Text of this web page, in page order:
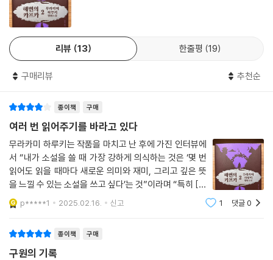
는 소년 카프카는 하루키 자신이자 소설을 읽는 독자들이기도 하다. 크고
작은 하나의 경계를 넘어본 이라면 누구나 현실과 맞닿은 꿈속에서 지독한
성장통을 겪는 소년의 여정에 완전히 빠져들 것이다.
꿈과 상상력의 가운데에서 시작되는 책임
티브 스페이스의 화가다.” ―존 업다이크 (소설가)
소설에는 시코쿠를 경유하는 두 인물이 등장한다. 아버지의 저주를 피해
가출한 열다섯 살 소년 다무라 카프카와 어릴 적 사고로 지능 장애를 갖게
되었으나 고양이와 대화할 수 있는 육십대 노인 나카타 사토루가 그 주인
공이다. 표면상 아무런 접점이 없어 보이는 둘은 본능적인 이끌림에 따라
각각 도쿄에서 다카마쓰로 이동한다. 카프카와 나카타는 미로처럼 복잡한
숲, 바다를 건너는 거대한 다리로 이어진 연결 통로를 거쳐 사에키에게 당
는 인물이자 이 묘한 여행의 종착지다. 비슷한 경로를 거쳤지만 실제로는
한 번도 만난 적 없는 그들은 물리적 거리를 초월해 꿈을 통해 연결된다.
“자크 라캉은 삶을 지배하는 것은 우리의 믿음과 달리, 의식이 아니라 무의
식이라고 말한다. 무의식이 삶을 지배한다. 그 위력은 카산드라의 예언만
큼 정확하고 운명적이다. 이것이 무라카미 하루키의 작품을 풀어내는 하나
의 실마리다. … 무의식은 다무라와 나카타를 비롯해 양성성의 오시마, 비
의 해변이었다. 만일 인간이 무의식의 폭력을 피할 수 없다면 우리는 삶에
대한 책임감을 어디에서 구해야 하는가. 이것이 작가 무라카미 하루키의
궁극적인 탐색이다.”
- 권택영 (문학평론가, 경희대 영어영문학과 교수)
“『해변의 카프카』는 마치 퍼즐을 맞추는 것과 같은 설렘을 독자에게 선사
한다. 그의 전작들에 등장한 작은 조각들을 복사, 확대, 재해석하여 새로 엮
션에 대한 그만의 독특한 표현은 더욱 섬세해졌고, 일본의 고전과 그리스
신화에 이르기까지 여러 가지 소스를 풍부하게 다루고 있다. 하루키가 이
리뷰 13 한줄평 19
구매리뷰 추천순
종이책 구매
여러 번 읽어주기를 바라고 있다
무라카미 하루키는 작품을 마치고 난 후에 가진 인터뷰에
서 “내가 소설을 쓸 때 가장 강하게 의식하는 것은 ‘몇 번
읽어도 읽을 때마다 새로운 의미와 재미, 그리고 깊은 뜻
을 느낄 수 있는 소설을 쓰고 싶다’는 것”이라며 “특히 [해
변의 카프카]는 여러 번 읽어주기를 바라고 있다”고 말했
다.
p*****1 2025.02.16. 신고 1 댓글0
종이책 구매
구원의 기록